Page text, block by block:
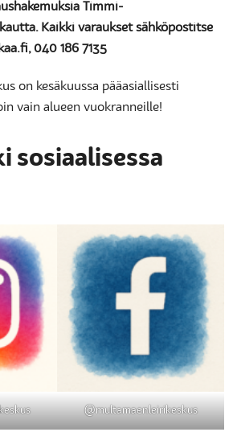
Timmi-
Kaikki varaukset sähköpostitse
040 186 7135
on kesäkuussa pääasiallisesti
vain alueen vuokranneille!
sosiaalisessa
@multamaenleirikeskus